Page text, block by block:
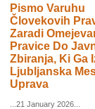
Pismo Varuhu
Človekovih
Zaradi
Pravice Do
Zbiranja, Ki Ga
Ljubljanska
Uprava
...21 January 2026...